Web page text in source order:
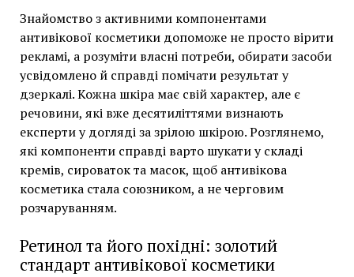
Знайомство з активними компонентами
антивікової косметики допоможе не просто вірити
рекламі, а розуміти власні потреби, обирати засоби
усвідомлено й справді помічати результат у
дзеркалі. Кожна шкіра має свій характер, але є
речовини, які вже десятиліттями визнають
експерти у догляді за зрілою шкірою. Розглянемо,
які компоненти справді варто шукати у складі
кремів, сироваток та масок, щоб антивікова
косметика стала союзником, а не черговим
розчаруванням.
Ретинол та його похідні: золотий
стандарт антивікової косметики